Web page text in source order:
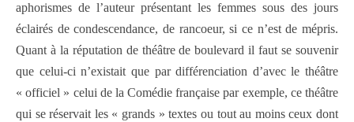
aphorismes de l’auteur présentant les femmes sous des jours
éclairés de condescendance, de rancoeur, si ce n’est de mépris.
Quant à la réputation de théâtre de boulevard il faut se souvenir
que celui-ci n’existait que par différenciation d’avec le théâtre
« officiel » celui de la Comédie française par exemple, ce théâtre
qui se réservait les « grands » textes ou tout au moins ceux dont